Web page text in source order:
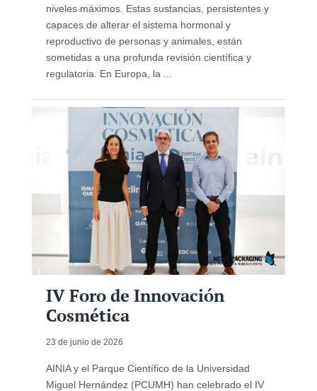
niveles máximos. Estas sustancias, persistentes y
capaces de alterar el sistema hormonal y
reproductivo de personas y animales, están
sometidas a una profunda revisión científica y
regulatoria. En Europa, la ...
IV Foro de Innovación
Cosmética
23 de junio de 2026
AINIA y el Parque Científico de la Universidad
Miguel Hernández (PCUMH) han celebrado el IV